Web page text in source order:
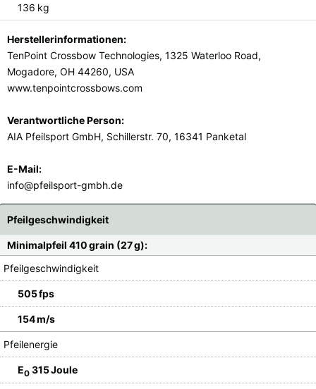
136 kg
Herstellerinformationen:
TenPoint Crossbow Technologies, 1325 Waterloo Road,
Mogadore, OH 44260, USA
www.tenpointcrossbows.com
Verantwortliche Person:
AIA Pfeilsport GmbH, Schillerstr. 70, 16341 Panketal
E-Mail:
info@pfeilsport-gmbh.de
Pfeilgeschwindigkeit
Minimalpfeil 410 grain (27 g):
Pfeilgeschwindigkeit
505 fps
154 m/s
Pfeilenergie
E0 315 Joule